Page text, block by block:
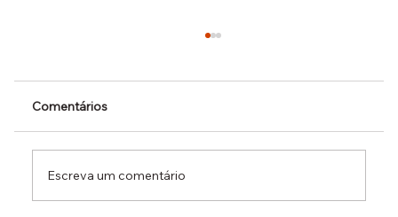
Comentários
Escreva um comentário